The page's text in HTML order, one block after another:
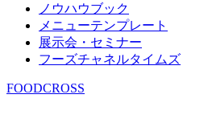
ノウハウブック
メニューテンプレート
展示会・セミナー
フーズチャネルタイムズ
FOODCROSS